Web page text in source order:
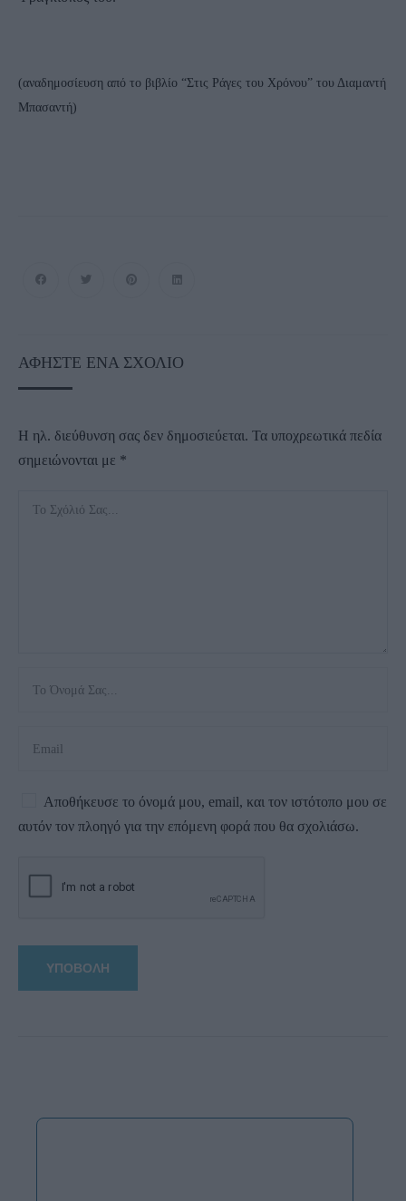
(αναδημοσίευση από το βιβλίο “Στις Ράγες του Χρόνου” του Διαμαντή
Μπασαντή)
ΑΦΉΣΤΕ ΈΝΑ ΣΧΌΛΙΟ
Η ηλ. διεύθυνση σας δεν δημοσιεύεται. Τα υποχρεωτικά πεδία
σημειώνονται με *
Αποθήκευσε το όνομά μου, email, και τον ιστότοπο μου σε
αυτόν τον πλοηγό για την επόμενη φορά που θα σχολιάσω.